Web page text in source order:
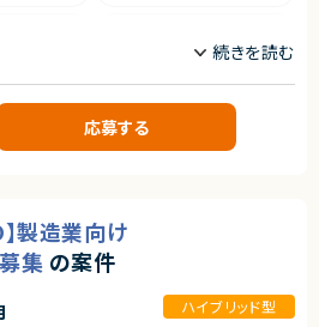
ンフラエンジニア/SRE
行う部署です。
トするための横断支援を行います。
々なサービスと関わり事業をブーストするた
応募する
製造業向け
集 の案件
ハイブリッド型